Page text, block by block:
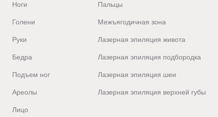
Ноги
Голени
Руки
Бедра
Подъем ног
Ареолы
Лицо
Пальцы
Межъягодичная зона
Лазерная эпиляция живота
Лазерная эпиляция подбородка
Лазерная эпиляция шеи
Лазерная эпиляция верхней губы